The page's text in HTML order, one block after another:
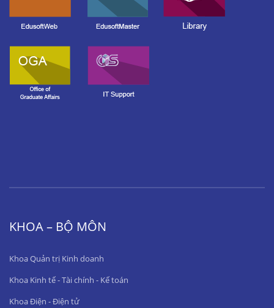
KHOA – BỘ MÔN
Khoa Quản trị Kinh doanh
Khoa Kinh tế - Tài chính - Kế toán
Khoa Điện - Điện tử